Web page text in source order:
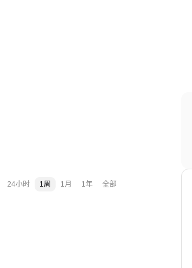
24小时 1周 1月 1年 全部